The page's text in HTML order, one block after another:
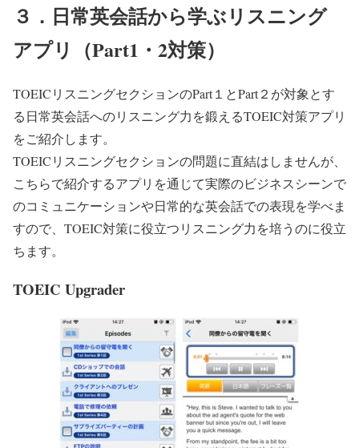
３．日常英会話から学ぶリスニング
アプリ（Part1・2対策）
TOEICリスニングセクションのPart１とPart２が対象とす
る日常英会話へのリスニング力を鍛えるTOEIC対策アプリ
をご紹介します。
TOEICリスニングセクションの問題に直結はしませんが、
こちらで紹介するアプリを通じて実際のビジネスシーンで
のコミュニケーションや日常的な英会話での表現を学べま
すので、TOEIC対策に役立つリスニング力を培うのに役立
ちます。
TOEIC Upgrader